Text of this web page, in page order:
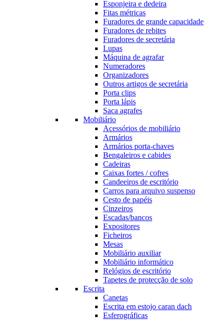
Esponjeira e dedeira
Fitas métricas
Furadores de grande capacidade
Furadores de rebites
Furadores de secretária
Lupas
Máquina de agrafar
Numeradores
Organizadores
Outros artigos de secretária
Porta clips
Porta lápis
Saca agrafes
Mobiliário
Acessórios de mobiliário
Armários
Armários porta-chaves
Bengaleiros e cabides
Cadeiras
Caixas fortes / cofres
Candeeiros de escritório
Carros para arquivo suspenso
Cesto de papéis
Cinzeiros
Escadas/bancos
Expositores
Ficheiros
Mesas
Mobiliário auxiliar
Mobiliário informático
Relógios de escritório
Tapetes de protecção de solo
Escrita
Canetas
Escrita em estojo caran dach
Esferográficas